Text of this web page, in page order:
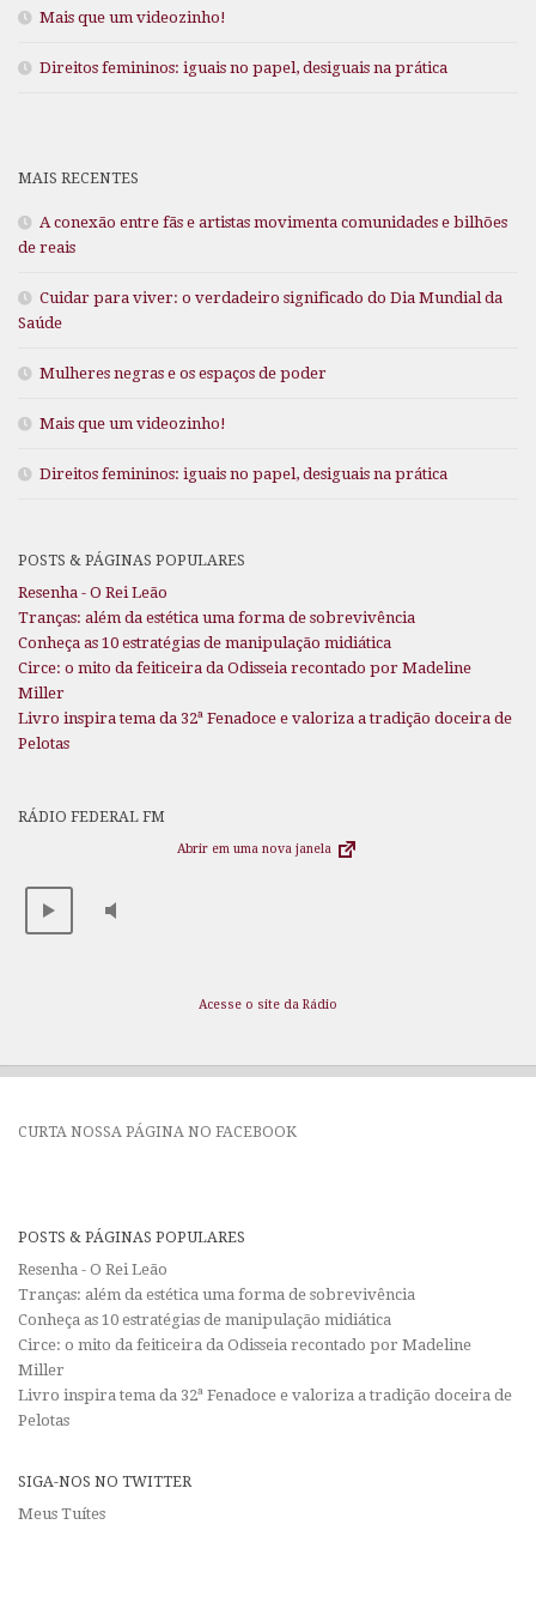
Mais que um videozinho!
Direitos femininos: iguais no papel, desiguais na prática
MAIS RECENTES
A conexão entre fãs e artistas movimenta comunidades e bilhões
de reais
Cuidar para viver: o verdadeiro significado do Dia Mundial da
Saúde
Mulheres negras e os espaços de poder
Mais que um videozinho!
Direitos femininos: iguais no papel, desiguais na prática
POSTS & PÁGINAS POPULARES
Resenha - O Rei Leão
Tranças: além da estética uma forma de sobrevivência
Conheça as 10 estratégias de manipulação midiática
Circe: o mito da feiticeira da Odisseia recontado por Madeline
Miller
Livro inspira tema da 32ª Fenadoce e valoriza a tradição doceira de
Pelotas
RÁDIO FEDERAL FM
Abrir em uma nova janela
Acesse o site da Rádio
CURTA NOSSA PÁGINA NO FACEBOOK
POSTS & PÁGINAS POPULARES
Resenha - O Rei Leão
Tranças: além da estética uma forma de sobrevivência
Conheça as 10 estratégias de manipulação midiática
Circe: o mito da feiticeira da Odisseia recontado por Madeline
Miller
Livro inspira tema da 32ª Fenadoce e valoriza a tradição doceira de
Pelotas
SIGA-NOS NO TWITTER
Meus Tuítes